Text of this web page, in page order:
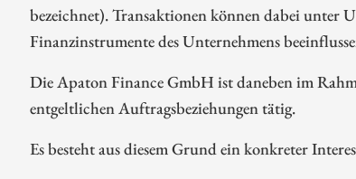
bezeichnet). Transaktionen können dabei unter
Finanzinstrumente des Unternehmens
Die Apaton Finance GmbH ist daneben im
entgeltlichen Auftragsbeziehungen tätig.
Es besteht aus diesem Grund ein konkreter